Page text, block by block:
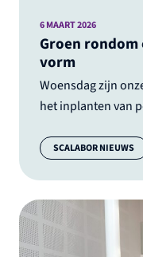
Groen
vorm
Woensdag zijn
het inplanten van
6 MAART 2026
Categorie:
SCALABOR NIEUWS